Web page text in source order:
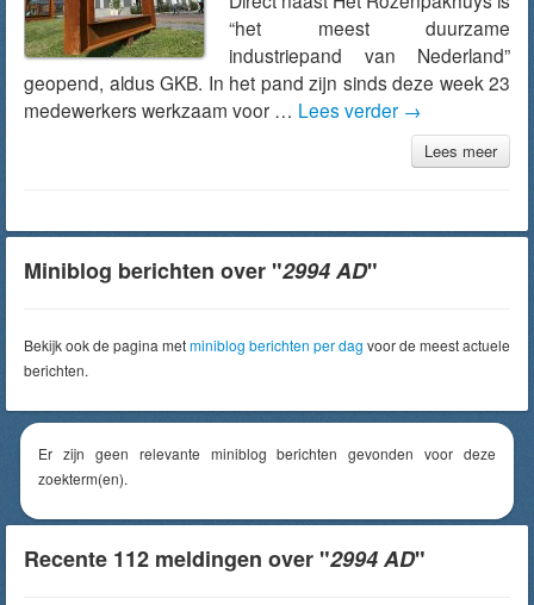
“het meest duurzame
industriepand van Nederland”
geopend, aldus GKB. In het pand zijn sinds deze week 23
medewerkers werkzaam voor … Lees verder →
Lees meer
Miniblog berichten over "2994 AD"
Bekijk ook de pagina metminiblog berichten per dag voor de meest actuele
berichten.
Er zijn geen relevante miniblog berichten gevonden voor deze
zoekterm(en).
Recente 112 meldingen over "2994 AD"